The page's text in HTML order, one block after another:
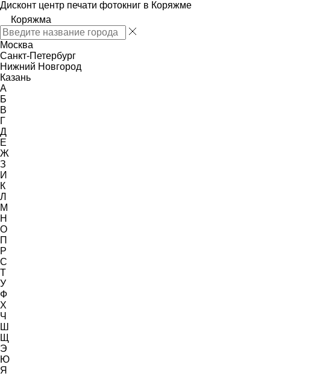
Дисконт центр печати фотокниг в Коряжме
Коряжма
Москва
Санкт-Петербург
Нижний Новгород
Казань
А
Б
В
Г
Д
Е
Ж
З
И
К
Л
М
Н
О
П
Р
С
Т
У
Ф
Х
Ч
Ш
Щ
Э
Ю
Я